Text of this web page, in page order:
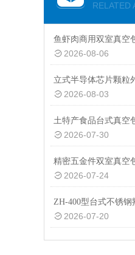
RELATED
2026-08-06
2026-08-03
土特产食品台式真空
2026-07-30
精密五金件双室真空
2026-07-24
2026-07-20